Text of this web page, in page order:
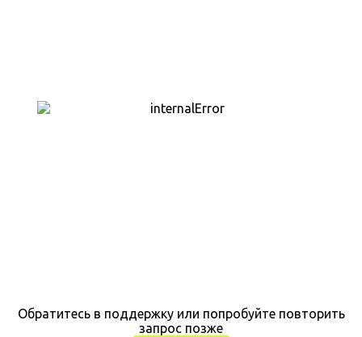
Обратитесь в поддержку или попробуйте повторить
запрос позже